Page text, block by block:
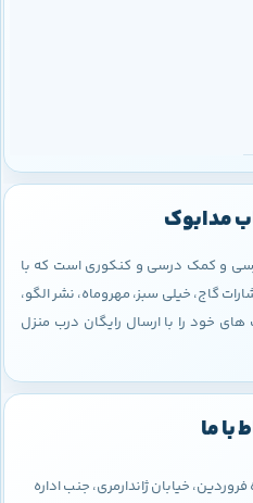
مدابوک
و کمک درسی و کنکوری است که با
گاج، خیلی سبز، مهروماه، نشر الگو،
های خود را با ارسال رایگان درب منزل
با ما
خیابان ژاندارمری، جنب اداره